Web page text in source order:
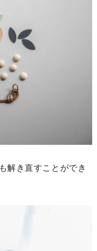
解き直すことができ